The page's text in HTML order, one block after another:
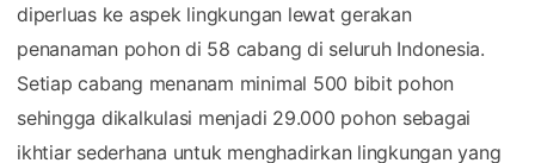
diperluas ke aspek lingkungan lewat gerakan
penanaman pohon di 58 cabang di seluruh Indonesia.
Setiap cabang menanam minimal 500 bibit pohon
sehingga dikalkulasi menjadi 29.000 pohon sebagai
ikhtiar sederhana untuk menghadirkan lingkungan yang